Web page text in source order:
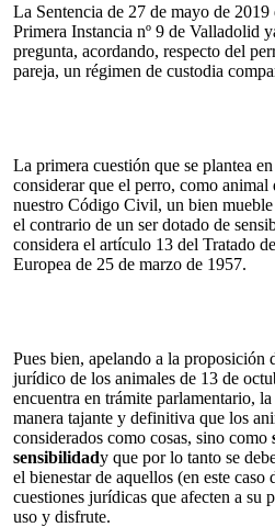
La Sentencia de 27 de mayo de
Primera Instancia nº 9 de Valladolid
pregunta, acordando, respecto del
pareja, un régimen de custodia
La primera cuestión que se plantea
considerar que el perro, como animal
nuestro Código Civil, un bien
el contrario de un ser dotado de
considera el artículo 13 del Tratado
Europea de 25 de marzo de 1957.
Pues bien, apelando a la proposición
jurídico de los animales de 13 de
encuentra en trámite parlamentario,
manera tajante y definitiva que los
considerados como cosas, sino como
sensibilidady que por lo tanto se
el bienestar de aquellos (en este caso
cuestiones jurídicas que afecten a su
uso y disfrute.